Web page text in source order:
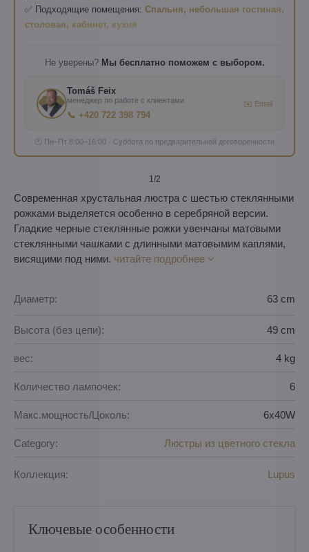
✅ Подходящие помещения: Спальня, небольшая гостиная,
столовая, кабинет, кухня
Не уверены? Мы бесплатно поможем с выбором.
Tomáš Feix
менеджер по работе с клиентами
📞 +420 722 398 794
✉️ Email
🕐 Пн–Пт 8:00–16:00 · Суббота по предварительной договоренности
1/2
Современная хрустальная люстра с шестью стеклянными
рожками выделяется особенно в серебряной версии.
Гладкие черные стеклянные рожки увенчаны матовыми
стеклянными чашками с длинными матовымим каплями,
висящими под ними. читайте подробнее
Диаметр: 63 cm
Высота (без цепи): 49 cm
вес: 4 kg
Количество лампочек: 6
Макс.мощность/Цоколь: 6x40W
Category: Люстры из цветного стекла
Коллекция: Lupus
Ключевые особенности